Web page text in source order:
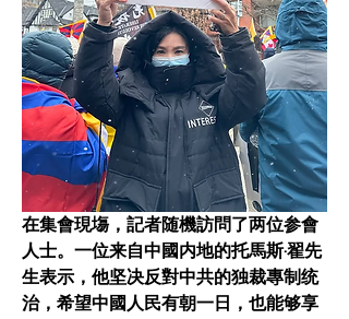
在集會現塲，記者随機訪問了两位参會
人士。一位来自中國内地的托馬斯·翟先
生表示，他坚决反對中共的独裁專制统
治，希望中國人民有朝一日，也能够享